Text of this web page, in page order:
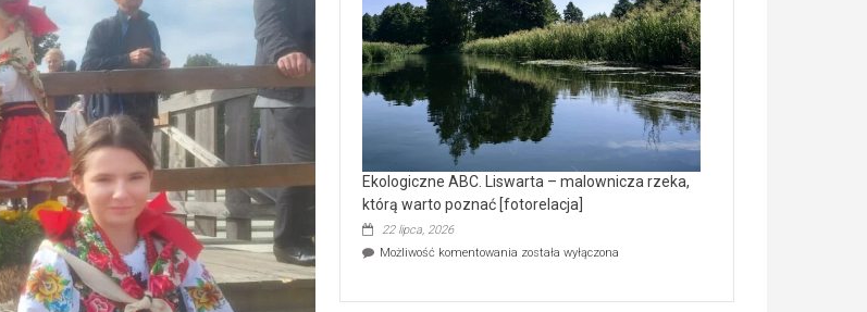
Ekologiczne ABC. Liswarta – malownicza rzeka,
którą warto poznać [fotorelacja]
22 lipca, 2026
Możliwość komentowania Ekologiczne
–
została wyłączona